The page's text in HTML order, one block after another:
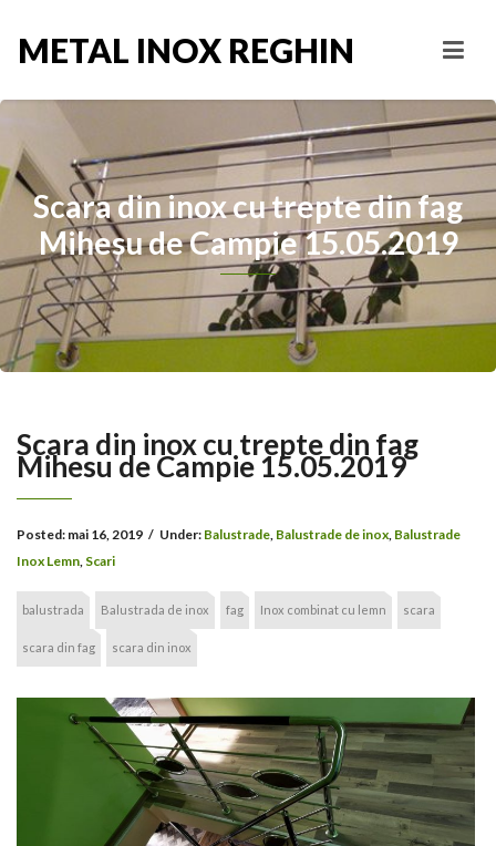
METAL INOX REGHIN
Scara din inox cu trepte din fag
Mihesu de Campie 15.05.2019
Scara din inox cu trepte din fag
Mihesu de Campie 15.05.2019
Posted: mai 16, 2019 / Under: Balustrade, Balustrade de inox, Balustrade
Inox Lemn, Scari
balustrada Balustrada de inox fag Inox combinat cu lemn scara
scara din fag scara din inox